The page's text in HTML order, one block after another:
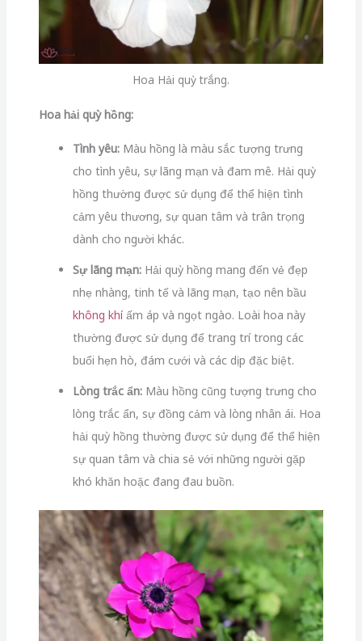
Hoa Hải quỳ trắng.
Hoa hải quỳ hồng:
Tình yêu:Màu hồng là màu sắc tượng trưng
cho tình yêu, sự lãng mạn và đam mê. Hải quỳ
hồng thường được sử dụng để thể hiện tình
cảm yêu thương, sự quan tâm và trân trọng
dành cho người khác.
Sự lãng mạn:Hải quỳ hồng mang đến vẻ đẹp
nhẹ nhàng, tinh tế và lãng mạn, tạo nên bầu
không khíấm áp và ngọt ngào. Loài hoa này
thường được sử dụng để trang trí trong các
buổi hẹn hò, đám cưới và các dịp đặc biệt.
Lòng trắc ẩn:Màu hồng cũng tượng trưng cho
lòng trắc ẩn, sự đồng cảm và lòng nhân ái. Hoa
hải quỳ hồng thường được sử dụng để thể hiện
sự quan tâm và chia sẻ với những người gặp
khó khăn hoặc đang đau buồn.